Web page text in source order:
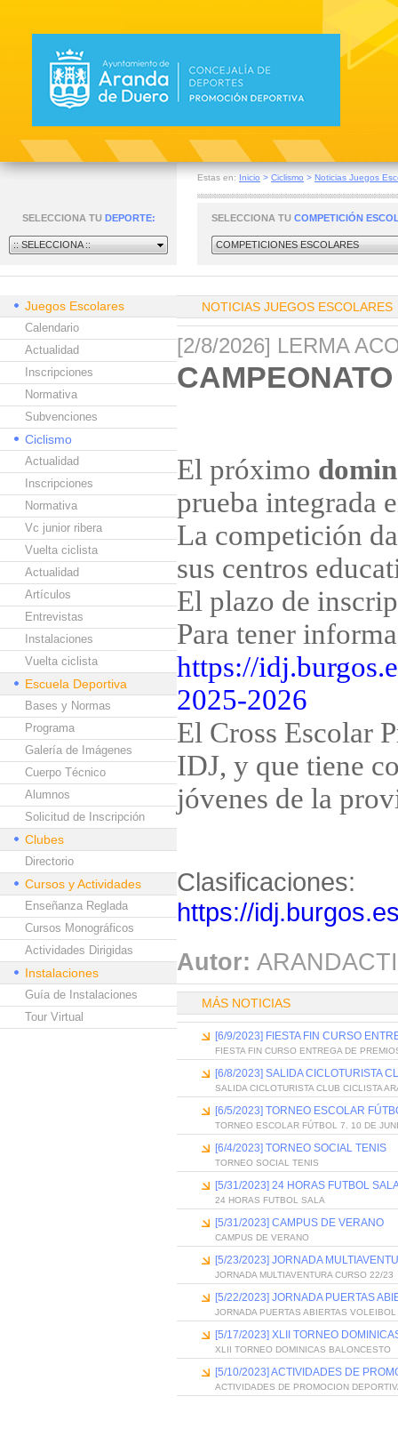
Estas en: Inicio > Ciclismo > Noticias Juegos
SELECCIONA TU DEPORTE:
:: SELECCIONA ::
SELECCIONA TU COMPETICIÓN
COMPETICIONES ESCOLARES
Juegos Escolares
Calendario
Actualidad
Inscripciones
Normativa
Subvenciones
Ciclismo
Actualidad
Inscripciones
Normativa
Vc junior ribera
Vuelta ciclista
Actualidad
Artículos
Entrevistas
Instalaciones
Vuelta ciclista
Escuela Deportiva
Bases y Normas
Programa
Galería de Imágenes
Cuerpo Técnico
Alumnos
Solicitud de Inscripción
Clubes
Directorio
Cursos y Actividades
Enseñanza Reglada
Cursos Monográficos
Actividades Dirigidas
Instalaciones
Guía de Instalaciones
Tour Virtual
NOTICIAS JUEGOS ESCOLARES
[2/8/2026] LERMA
El próximo
prueba integrada
La competición
sus centros
El plazo de
Para tener
https://
2025-2026
El Cross Escolar
IDJ, y que tiene
jóvenes de la
Clasificaciones:
https://
Autor:
MÁS NOTICIAS
[6/9/2023] FIESTA FIN CURSO
FIESTA FIN CURSO ENTREGA DE
[6/8/2023] SALIDA CICLOTURISTA
SALIDA CICLOTURISTA CLUB CICLISTA
[6/5/2023] TORNEO ESCOLAR
TORNEO ESCOLAR FÚTBOL 7. 10 DE
[6/4/2023] TORNEO SOCIAL TENIS
TORNEO SOCIAL TENIS
[5/31/2023] 24 HORAS FUTBOL
24 HORAS FUTBOL SALA
[5/31/2023] CAMPUS DE VERANO
CAMPUS DE VERANO
[5/23/2023] JORNADA
JORNADA MULTIAVENTURA CURSO 22/23
[5/22/2023] JORNADA PUERTAS
JORNADA PUERTAS ABIERTAS
[5/17/2023] XLII TORNEO
XLII TORNEO DOMINICAS BALONCESTO
[5/10/2023] ACTIVIDADES DE
ACTIVIDADES DE PROMOCION